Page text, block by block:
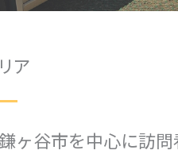
ア
ヶ谷市を中心に訪